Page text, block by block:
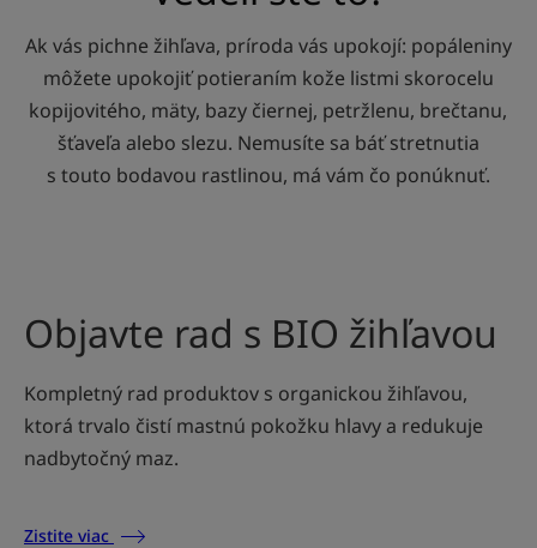
Ak vás pichne žihľava, príroda vás upokojí: popáleniny
môžete upokojiť potieraním kože listmi skorocelu
kopijovitého, mäty, bazy čiernej, petržlenu, brečtanu,
šťaveľa alebo slezu. Nemusíte sa báť stretnutia
s touto bodavou rastlinou, má vám čo ponúknuť.
Objavte rad s BIO žihľavou
Kompletný rad produktov s organickou žihľavou,
ktorá trvalo čistí mastnú pokožku hlavy a redukuje
nadbytočný maz.
Zistite viac